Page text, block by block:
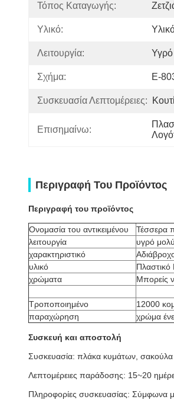
Τόπος Καταγωγής:
Υλικό:
Λειτουργία:
Σχήμα: Ε-
Συσκευασία Λεπτομέρειες: Κουτί
Επισημαίνω:
Περιγραφή Του Προϊόντος
Περιγραφή του προϊόντος
Ονομασία του αντικειμένου
Τέσσερα
λειτουργία
υγρό
χαρακτηριστικό
υλικό
Πλαστικό
χρώματα
Μπορείς
Τροποποιημένο
12000
παραχώρηση
χρώμα
Συσκευή και αποστολή
Συσκευασία: πλάκα κυμάτων, σακούλα
Λεπτομέρειες παράδοσης: 15~20
Πληροφορίες συσκευασίας: Σύμφωνα